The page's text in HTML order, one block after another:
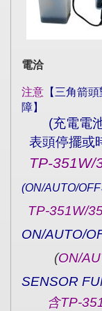
電洽
注意 【三角箭
障】
(充電電
表頭停擺或
TP-351W/
(ON/AUTO/OFF
TP-351W/
ON/AUTO/
(ON/
SENSOR
含TP-